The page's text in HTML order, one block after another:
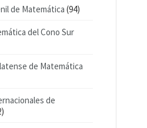
de Matemática (94)
del Cono Sur
de Matemática
de